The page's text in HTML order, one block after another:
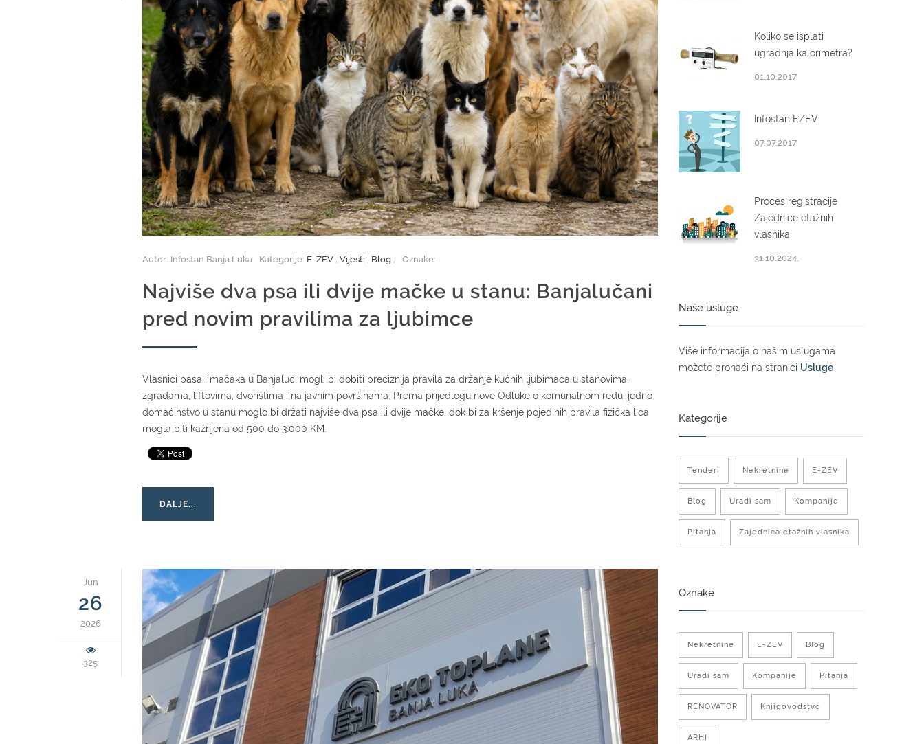
Autor: Infostan Banja Luka Kategorije: E-ZEV , Vijesti , Blog , Oznake:
Najviše dva psa ili dvije mačke u stanu: Banjalučani
pred novim pravilima za ljubimce
Vlasnici pasa i mačaka u Banjaluci mogli bi dobiti preciznija pravila za držanje kućnih ljubimaca u stanovima,
zgradama, liftovima, dvorištima i na javnim površinama. Prema prijedlogu nove Odluke o komunalnom redu, jedno
domaćinstvo u stanu moglo bi držati najviše dva psa ili dvije mačke, dok bi za kršenje pojedinih pravila fizička lica
mogla biti kažnjena od 500 do 3.000 KM.
DALJE...
Jun
26
2026
325
Koliko se isplati
ugradnja kalorimetra?
01.10.2017.
Infostan EZEV
07.07.2017.
Proces registracije
Zajednice etažnih
vlasnika
31.10.2024.
Naše usluge
Više informacija o našim uslugama
možete pronaći na stranici Usluge
Kategorije
Tenderi Nekretnine E-ZEV
Blog Uradi sam Kompanije
Pitanja Zajednica etažnih vlasnika
Oznake
Nekretnine E-ZEV Blog
Uradi sam Kompanije Pitanja
RENOVATOR Knjigovodstvo
ARHI